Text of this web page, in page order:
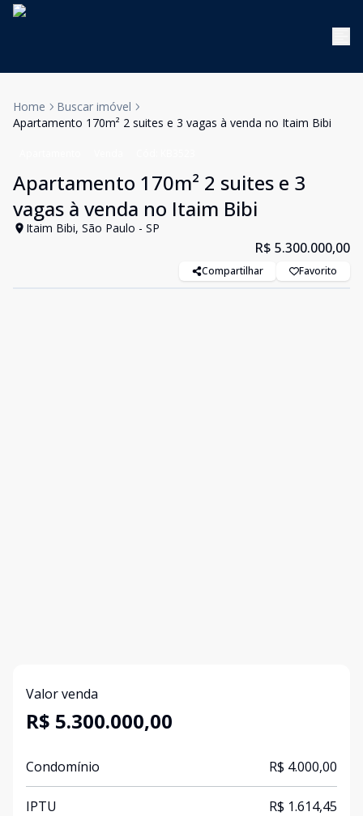
Home
Buscar imóvel
Apartamento 170m² 2 suites e 3 vagas à venda no Itaim Bibi
Apartamento 170m² 2 suites e 3
vagas à venda no Itaim Bibi
Itaim Bibi, São Paulo - SP
R$ 5.300.000,00
Compartilhar Favorito
Valor venda
R$ 5.300.000,00
Condomínio R$ 4.000,00
IPTU R$ 1.614,45